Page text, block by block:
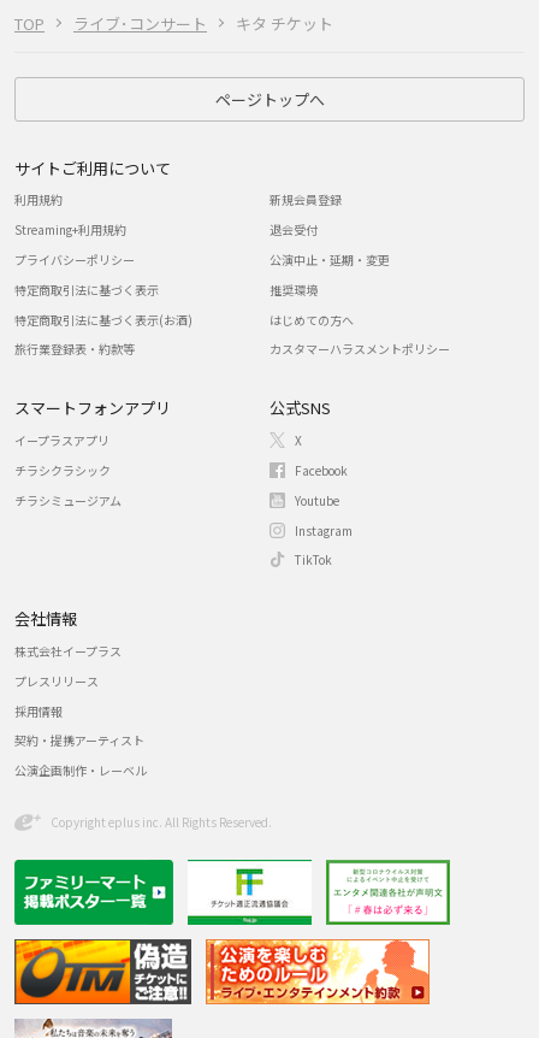
TOP ライブ･コンサート キタ チケット
ページトップへ
サイトご利用について
利用規約
Streaming+利用規約
プライバシーポリシー
特定商取引法に基づく表示
特定商取引法に基づく表示(お酒)
旅行業登録表・約款等
新規会員登録
退会受付
公演中止・延期・変更
推奨環境
はじめての方へ
カスタマーハラスメントポリシー
スマートフォンアプリ
イープラスアプリ
チラシクラシック
チラシミュージアム
公式SNS
X
Facebook
Youtube
Instagram
TikTok
会社情報
株式会社イープラス
プレスリリース
採用情報
契約・提携アーティスト
公演企画制作・レーベル
Copyright eplus inc. All Rights Reserved.